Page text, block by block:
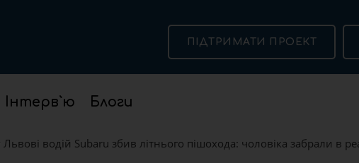
Інтерв`ю Блоги
ПІДТРИМАТИ ПРОЕКТ
Львові водій Subaru збив літнього пішохода: чоловіка забрали в